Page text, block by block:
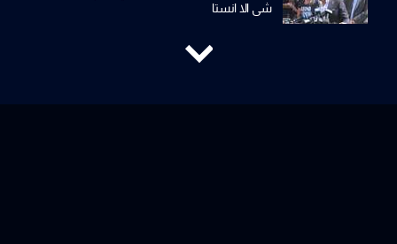
شي الا انستا